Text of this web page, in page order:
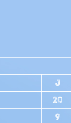
J
20
9